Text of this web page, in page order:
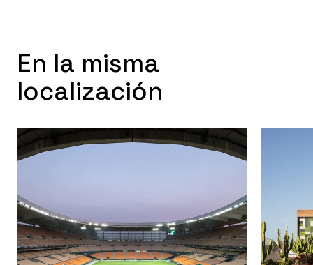
partir de los dos existentes, configuramos tres
unidades: para el uso general, para el dormitorio
principal y para un dormitorio secundario. Al quedar
acristalada hacia el baño colindante para ampliar el
espacio y recibir iluminación natural. La repercusión
de esta apertura en ambas estancias, con el peso
la configuración de los falsos techos y paramentos,
y la disposición de las piezas de alicatado.
En la misma
localización